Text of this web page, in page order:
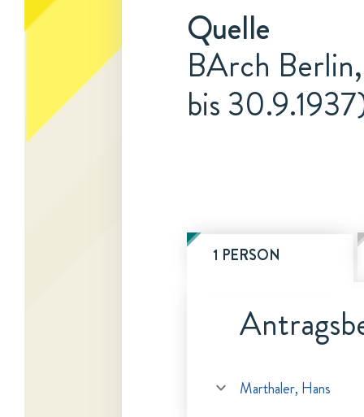
Quelle
BArch
bis
1 PERSON
Marthaler, Hans